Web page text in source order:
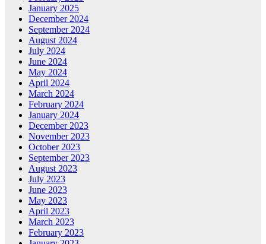
January 2025
December 2024
September 2024
August 2024
July 2024
June 2024
May 2024
April 2024
March 2024
February 2024
January 2024
December 2023
November 2023
October 2023
September 2023
August 2023
July 2023
June 2023
May 2023
April 2023
March 2023
February 2023